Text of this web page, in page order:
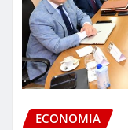
ECONOMIA